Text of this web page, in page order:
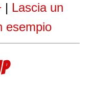
| Lascia un
esempio